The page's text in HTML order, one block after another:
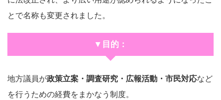
とで名称も変更されました。
▼目的：
地方議員が政策立案・調査研究・広報活動・市民対応など
を行うための経費をまかなう制度。